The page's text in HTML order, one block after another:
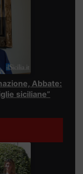
Abbate:
siciliane”